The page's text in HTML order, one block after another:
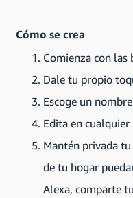
Cómo se crea
Comienza con las
Dale tu propio
Escoge un
Edita en
Mantén privada
de tu hogar
Alexa, comparte